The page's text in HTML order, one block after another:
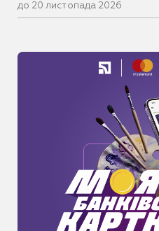
до 20 листопада 2026